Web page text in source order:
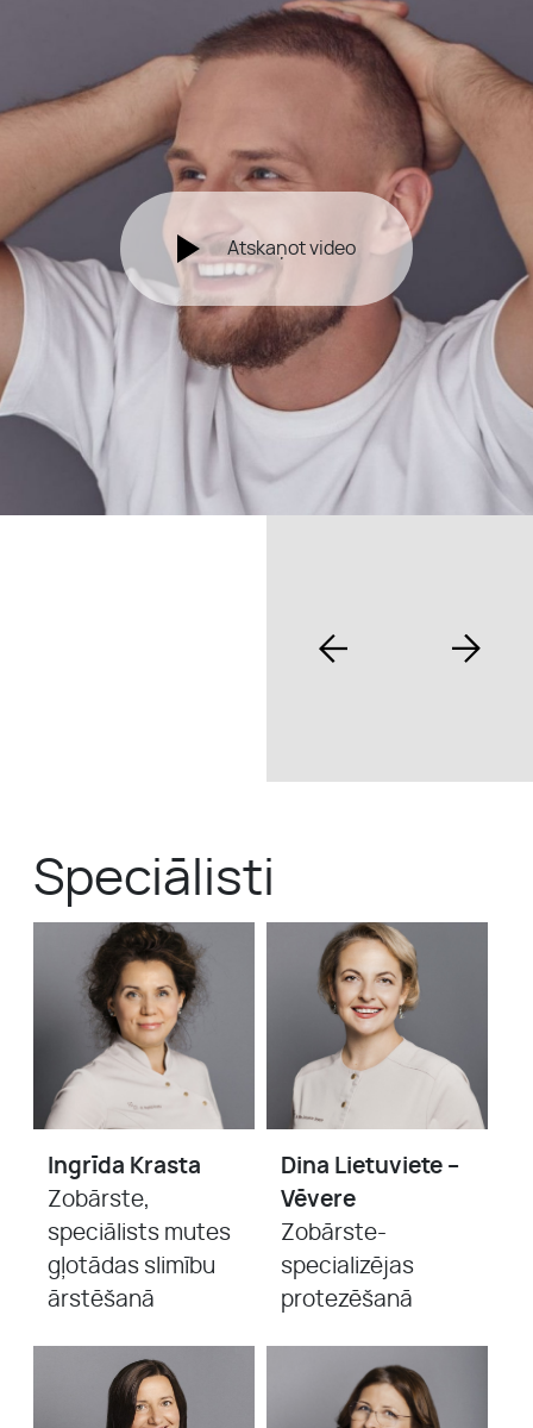
Atskaņot video
Speciālisti
Ingrīda Krasta
Zobārste,
speciālists mutes
gļotādas slimību
ārstēšanā
Dina Lietuviete –
Vēvere
Zobārste-
specializējas
protezēšanā